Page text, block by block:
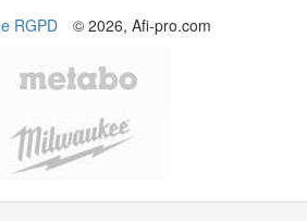
RGPD © 2026, Afi-pro.com